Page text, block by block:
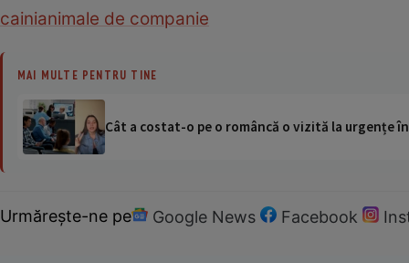
cainianimale de companie
MAI MULTE PENTRU TINE
Cât a costat-o pe o româncă o vizită la urgențe
Urmărește-ne pe Google News Facebook